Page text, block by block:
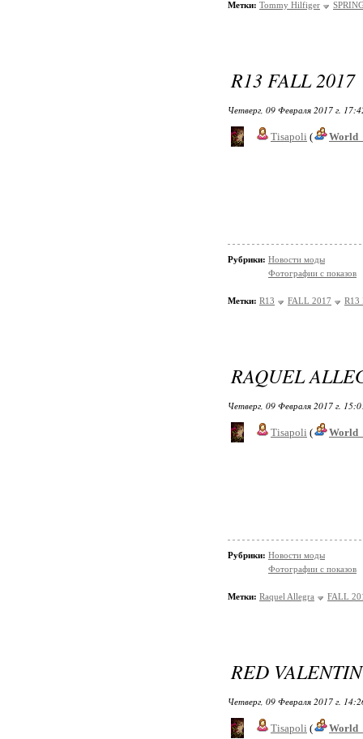
Метки: Tommy Hilfiger
R13 FALL 2017
Четверг, 09 Февраля 2017 г.
Tisapoli (
Рубрики: Новости моды
Фотографии с показов
Метки: R13 FALL 2017 R13
RAQUEL
Четверг, 09 Февраля 2017 г.
Tisapoli (
Рубрики: Новости моды
Фотографии с показов
Метки: Raquel Allegra FALL
RED
Четверг, 09 Февраля 2017 г.
Tisapoli (